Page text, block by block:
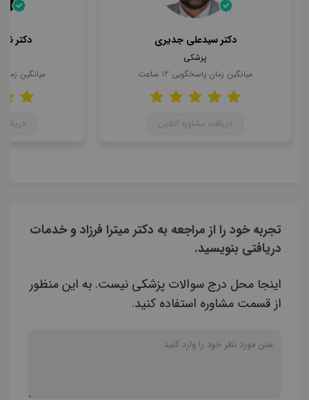
دکتر سیدعلی جدیری
پزشکی
میانگین زمان پاسخگویی 12 ساعت
دریافت مشاوره آنلاین
دکتر
میانگین
تجربه خود را از مراجعه به دکتر میترا فرزاد و خدمات
دریافتی بنویسید.
اینجا محل درج سوالات پزشکی نیست. به این منظور
از قسمت مشاوره استفاده کنید.